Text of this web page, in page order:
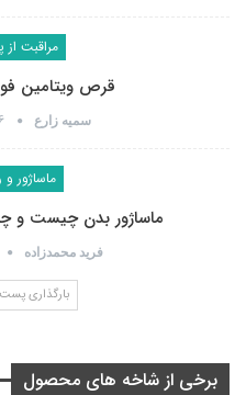
مراقبت
قرص ویتامین
سمیه زارع 6 سال پیش
ماساژور
ماساژور بدن چیست و
فرید محمدزاده
بارگذاری
برخی از شاخه های محصول